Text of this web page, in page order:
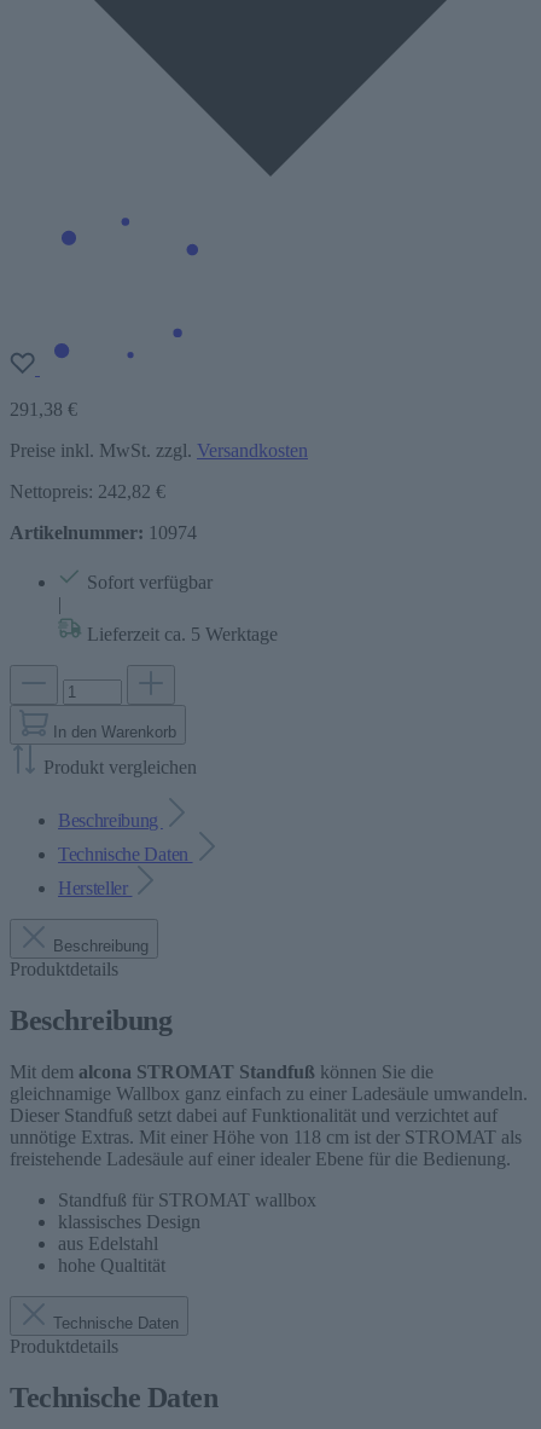
291,38 €
Preise inkl. MwSt. zzgl. Versandkosten
Nettopreis: 242,82 €
Artikelnummer: 10974
Sofort verfügbar
|
Lieferzeit ca. 5 Werktage
In den Warenkorb
Produkt vergleichen
Beschreibung
Technische Daten
Hersteller
Beschreibung
Produktdetails
Beschreibung
Mit dem alcona STROMAT Standfuß können Sie die
gleichnamige Wallbox ganz einfach zu einer Ladesäule umwandeln.
Dieser Standfuß setzt dabei auf Funktionalität und verzichtet auf
unnötige Extras. Mit einer Höhe von 118 cm ist der STROMAT als
freistehende Ladesäule auf einer idealer Ebene für die Bedienung.
Standfuß für STROMAT wallbox
klassisches Design
aus Edelstahl
hohe Qualtität
Technische Daten
Produktdetails
Technische Daten